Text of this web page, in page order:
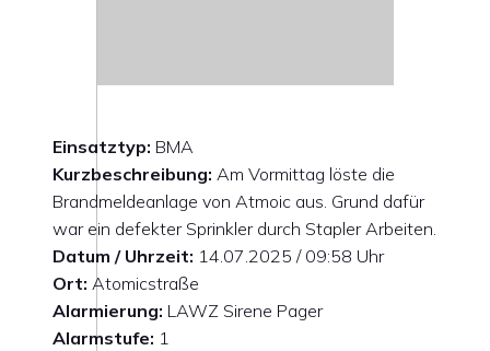
Einsatztyp: BMA
Kurzbeschreibung: Am Vormittag löste die
Brandmeldeanlage von Atmoic aus. Grund dafür
war ein defekter Sprinkler durch Stapler Arbeiten.
Datum / Uhrzeit: 14.07.2025 / 09:58 Uhr
Ort: Atomicstraße
Alarmierung: LAWZ Sirene Pager
Alarmstufe: 1